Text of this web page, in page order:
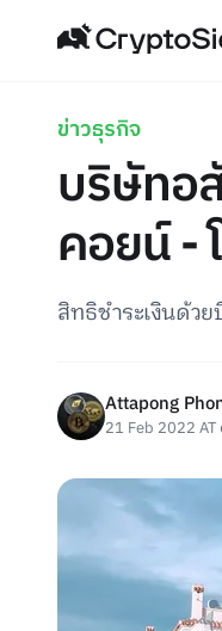
ข่าวธุรกิจ
บริษัทอ
คอยน์ -
สิทธิชำระเงินด้ว
Attapong
21 Feb 2022